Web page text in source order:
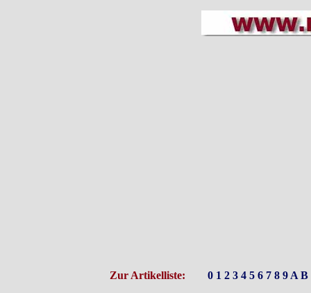
Zur Artikelliste: 0 1 2 3 4 5 6 7 8 9 A B